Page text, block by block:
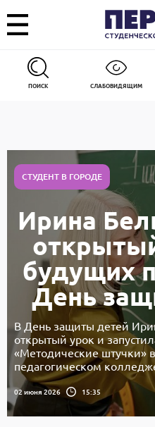
ПОИСК СЛАБОВИДЯЩИМ
СТУДЕНТ В ГОРОДЕ
Ирина
будущих
День
В День защиты детей
открытый урок и
«Методические штучки»
педагогическом
02 июня 2026 15:35